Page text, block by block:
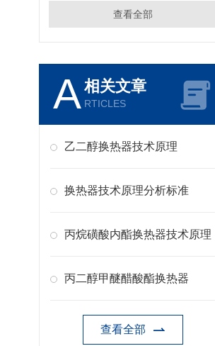
查看全部
A相关文章
RTICLES
乙二醇换热器技术原理
换热器技术原理分析标准
丙烷磺酸内酯换热器技术原理
丙二醇甲醚醋酸酯换热器
查看全部